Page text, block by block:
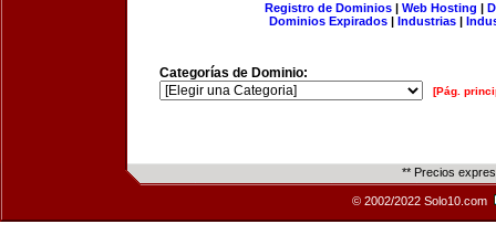
Registro de Dominios| Web Hosting |
Dominios Expirados | Industrias |
Categorías de Dominio:
[Pág.
** Precios
© 2002/2022 Solo10.com